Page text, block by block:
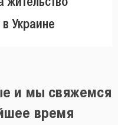
Украине
и мы свяжемся
время